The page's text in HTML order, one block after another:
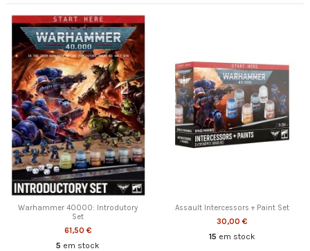
Warhammer 40000: Introdutory
Set
61,50 €
5 em stock
Assault Intercessors + Paint Set
30,00 €
15 em stock